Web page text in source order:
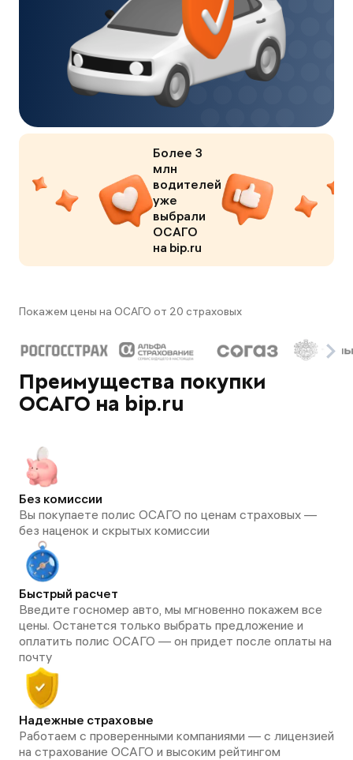
Более 3
млн
водителей
уже
выбрали
ОСАГО
на bip.ru
Покажем цены на ОСАГО от 20 страховых
Преимущества покупки
ОСАГО на bip.ru
Без комиссии
Вы покупаете полис ОСАГО по ценам страховых —
без наценок и скрытых комиссии
Быстрый расчет
Введите госномер авто, мы мгновенно покажем все
цены. Останется только выбрать предложение и
оплатить полис ОСАГО — он придет после оплаты на
почту
Надежные страховые
Работаем с проверенными компаниями — с лицензией
на страхование ОСАГО и высоким рейтингом